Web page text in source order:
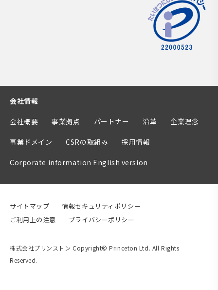
会社情報
会社概要 事業拠点 パートナー 沿革 企業理念
事業ドメイン CSRの取組み 採用情報
Corporate information English version
サイトマップ
情報セキュリティポリシー
ご利用上の注意
プライバシーポリシー
株式会社プリンストン Copyright© Princeton Ltd. All Rights
Reserved.